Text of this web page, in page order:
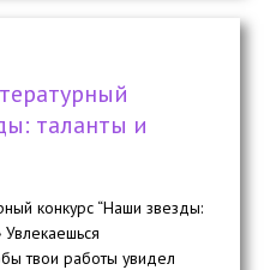
таланты и
конкурс “Наши звезды:
твои работы увидел